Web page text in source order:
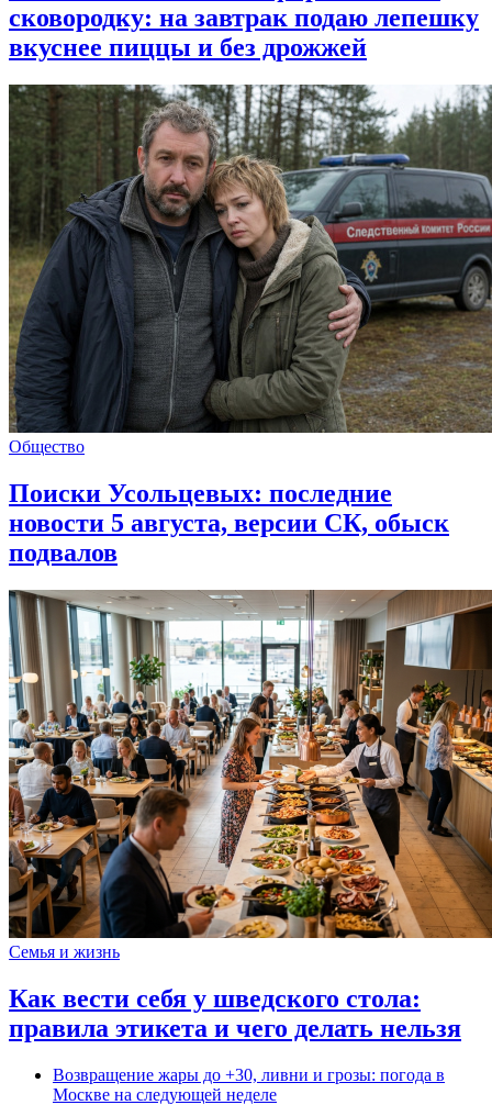
сковородку: на завтрак подаю лепешку
вкуснее пиццы и без дрожжей
Общество
Поиски Усольцевых: последние
новости 5 августа, версии СК, обыск
подвалов
Семья и жизнь
Как вести себя у шведского стола:
правила этикета и чего делать нельзя
Возвращение жары до +30, ливни и грозы: погода в
Москве на следующей неделе